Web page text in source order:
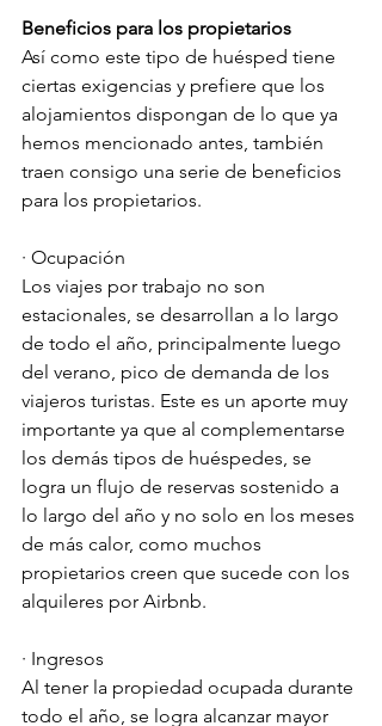
Beneficios para los propietarios
Así como este tipo de huésped tiene
ciertas exigencias y prefiere que los
alojamientos dispongan de lo que ya
hemos mencionado antes, también
traen consigo una serie de beneficios
para los propietarios.
· Ocupación
Los viajes por trabajo no son
estacionales, se desarrollan a lo largo
de todo el año, principalmente luego
del verano, pico de demanda de los
viajeros turistas. Este es un aporte muy
importante ya que al complementarse
los demás tipos de huéspedes, se
logra un flujo de reservas sostenido a
lo largo del año y no solo en los meses
de más calor, como muchos
propietarios creen que sucede con los
alquileres por Airbnb.
· Ingresos
Al tener la propiedad ocupada durante
todo el año, se logra alcanzar mayor